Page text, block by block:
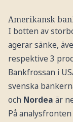
Amerikansk
I botten av
agerar sänke,
respektive 3
Bankfrossan i
svenska
och Nordea är
På